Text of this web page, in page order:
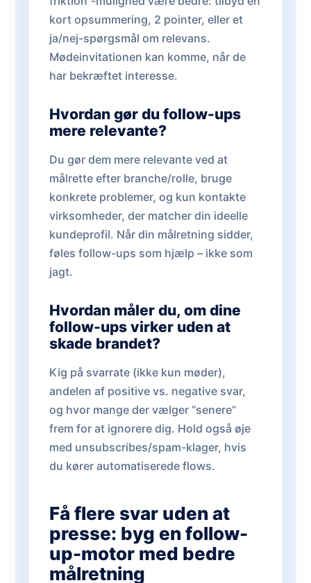
kort opsummering, 2 pointer, eller et
ja/nej-spørgsmål om relevans.
Mødeinvitationen kan komme, når de
har bekræftet interesse.
Hvordan gør du follow-ups
mere relevante?
Du gør dem mere relevante ved at
målrette efter branche/rolle, bruge
konkrete problemer, og kun kontakte
virksomheder, der matcher din ideelle
kundeprofil. Når din målretning sidder,
føles follow-ups som hjælp – ikke som
jagt.
Hvordan måler du, om dine
follow-ups virker uden at
skade brandet?
Kig på svarrate (ikke kun møder),
andelen af positive vs. negative svar,
og hvor mange der vælger “senere”
frem for at ignorere dig. Hold også øje
med unsubscribes/spam-klager, hvis
du kører automatiserede flows.
Få flere svar uden at
presse: byg en follow-
up-motor med bedre
målretning